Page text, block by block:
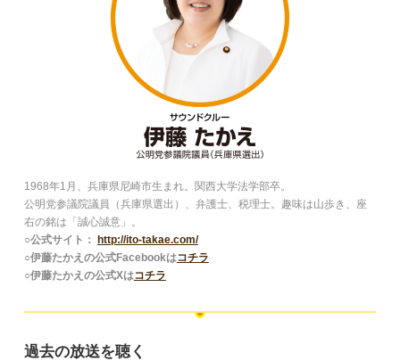
1968年1月、兵庫県尼崎市生まれ。関西大学法学部卒。
公明党参議院議員（兵庫県選出）、弁護士、税理士。趣味は山歩き、座
右の銘は「誠心誠意」。
○公式サイト：
http://ito-takae.com/
○伊藤たかえの公式Facebookはコチラ
○伊藤たかえの公式Xはコチラ
過去の放送を聴く